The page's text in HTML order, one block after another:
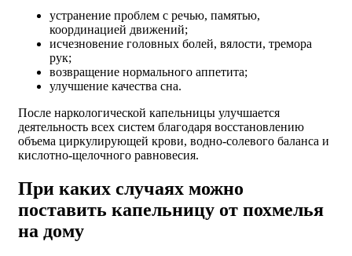
устранение проблем с речью, памятью,
координацией движений;
исчезновение головных болей, вялости, тремора
рук;
возвращение нормального аппетита;
улучшение качества сна.
После наркологической капельницы улучшается
деятельность всех систем благодаря восстановлению
объема циркулирующей крови, водно-солевого баланса и
кислотно-щелочного равновесия.
При каких случаях можно
поставить капельницу от похмелья
на дому